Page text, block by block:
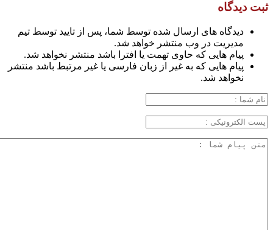
ثبت دیدگاه
دیدگاه های ارسال شده توسط شما، پس از تایید توسط تیم
مدیریت در وب منتشر خواهد شد.
پیام هایی که حاوی تهمت یا افترا باشد منتشر نخواهد شد.
پیام هایی که به غیر از زبان فارسی یا غیر مرتبط باشد منتشر
نخواهد شد.